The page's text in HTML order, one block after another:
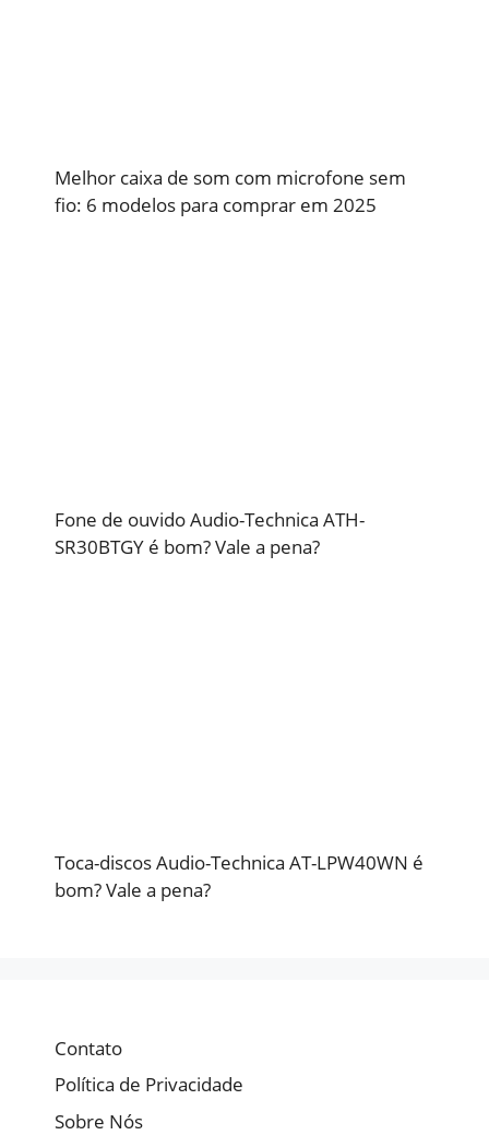
Melhor caixa de som com microfone sem
fio: 6 modelos para comprar em 2025
Fone de ouvido Audio-Technica ATH-
SR30BTGY é bom? Vale a pena?
Toca-discos Audio-Technica AT-LPW40WN é
bom? Vale a pena?
Contato
Política de Privacidade
Sobre Nós